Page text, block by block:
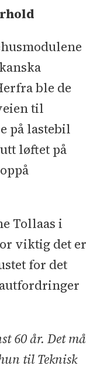
messe for
bli
til hele
for
til
kutte
et splitter
opp
ble de
til
på lastebil
løftet på
Tollaas i
viktig det er
for det
60 år. Det må
til Teknisk